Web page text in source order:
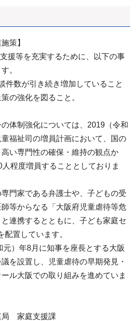
策】
援等を充実するために、以下の事
。
件数が引き続き増加していること
の強化を図ること。
体制強化については、2019（令和
福祉司の増員計画において、国の
い専門性の確保・維持の観点か
程度増員することとしておりま
門家である弁護士や、子どもの受
等からなる「大阪府児童虐待等危
連携するとともに、子ども家庭セ
配置しています。
元）年8月に知事を座長とする大阪
を設置し、児童虐待の早期発見・
ル大阪での取り組みを進めていま
家庭支援課